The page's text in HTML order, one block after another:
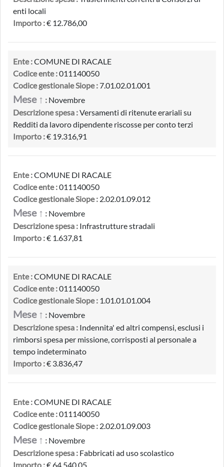
enti locali
Importo :€ 12.786,00
Ente :COMUNE DI RACALE
Codice ente :011140050
Codice gestionale Siope :7.01.02.01.001
Mese ↑ : Novembre
Descrizione spesa :Versamenti di ritenute erariali su
Redditi da lavoro dipendente riscosse per conto terzi
Importo :€ 19.316,91
Ente :COMUNE DI RACALE
Codice ente :011140050
Codice gestionale Siope : 2.02.01.09.012
Mese ↑ : Novembre
Descrizione spesa : Infrastrutture stradali
Importo :€ 1.637,81
Ente :COMUNE DI RACALE
Codice ente :011140050
Codice gestionale Siope : 1.01.01.01.004
Mese ↑ : Novembre
Descrizione spesa : Indennita' ed altri compensi, esclusi i
rimborsi spesa per missione, corrisposti al personale a
tempo indeterminato
Importo :€ 3.836,47
Ente :COMUNE DI RACALE
Codice ente :011140050
Codice gestionale Siope : 2.02.01.09.003
Mese ↑ : Novembre
Descrizione spesa : Fabbricati ad uso scolastico
Importo :€ 64.540,05